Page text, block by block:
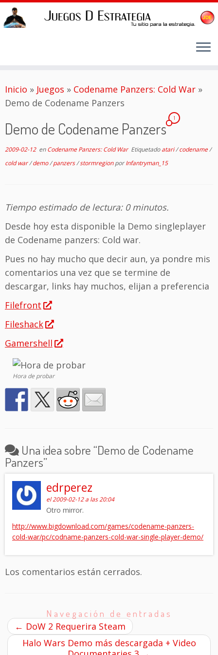
al
contenido
Inicio » Juegos » Codename Panzers: Cold War »
Demo de Codename Panzers
Demo de Codename Panzers
1
2009-02-12enCodename Panzers: Cold War Etiquetadoatari/codename/
cold war/demo/panzers/stormregionporInfantryman_15
Tiempo estimado de lectura: 0 minutos.
Desde hoy esta disponible la Demo singleplayer
de Codename panzers: Cold war.
Pues no hay mucho que decir aun, ya pondre mis
comentarios una vez que se termine de
descargar, links hay muchos, elijan a preferencia
Filefront
Fileshack
Gamershell
Hora de probar
Una idea sobre “Demo de Codename
Panzers”
edrperez
el 2009-02-12 a las 20:04
Otro mirror.
http://www.bigdownload.com/games/codename-panzers-
cold-war/pc/codname-panzers-cold-war-single-player-demo/
Los comentarios están cerrados.
Navegación de entradas
← DoW 2 Requerira Steam
Halo Wars Demo más descargada + Video